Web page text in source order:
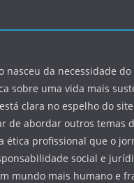
nasceu da necessidade
sobre uma vida mais
clara no espelho do
de abordar outros temas
ética profissional que o
social e
mundo mais humano e